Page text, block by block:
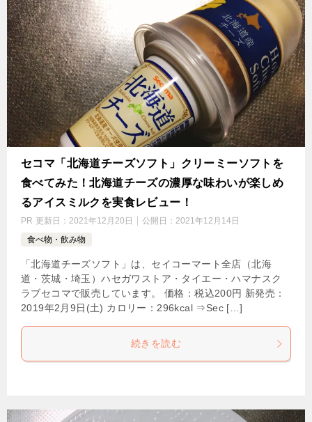
セコマ「北海道チーズソフト」クリーミーソフトを
食べてみた！北海道チーズの濃厚な味わいが楽しめ
るアイスミルクを実食レビュー！
PR 更新日：2021年12月20日 公開日：2021年12月14日
食べ物・飲み物
「北海道チーズソフト」は、セイコーマート全店（北海
道・茨城・埼玉）ハセガワストア・タイエー・ハマナスク
ラブセコマで販売しています。 価格：税込200円 新発売：
2019年2月9日(土) カロリー：296kcal ⇒Sec […]
続きを読む